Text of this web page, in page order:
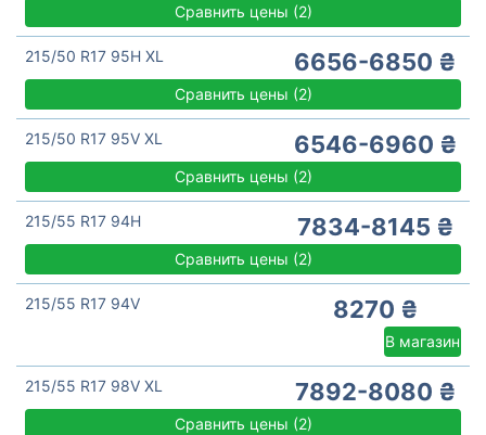
Сравнить цены (2)
215/50 R17 95H XL 6656-6850 ₴
Сравнить цены (2)
215/50 R17 95V XL 6546-6960 ₴
Сравнить цены (2)
215/55 R17 94H 7834-8145 ₴
Сравнить цены (2)
215/55 R17 94V 8270 ₴
В магазин
215/55 R17 98V XL 7892-8080 ₴
Сравнить цены (2)